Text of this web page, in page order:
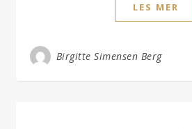
LES MER
Birgitte Simensen Berg